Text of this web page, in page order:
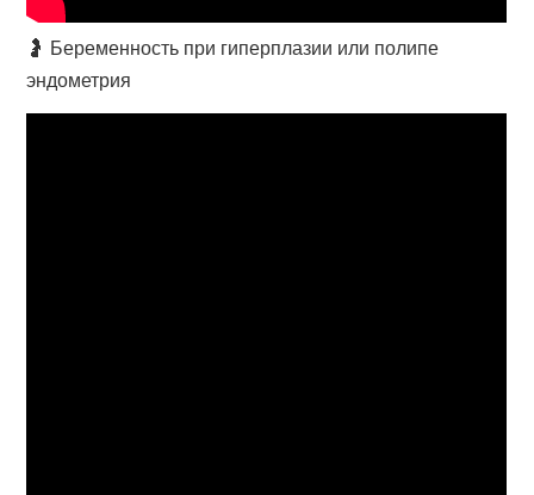
🤰 Беременность при гиперплазии или полипе
эндометрия